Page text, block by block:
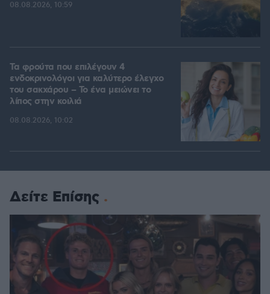
08.08.2026, 10:59
Τα φρούτα που επιλέγουν 4
ενδοκρινολόγοι για καλύτερο έλεγχο
του σακχάρου – Το ένα μειώνει το
λίπος στην κοιλιά
08.08.2026, 10:02
Δείτε Επίσης